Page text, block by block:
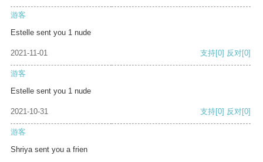
游客
Estelle sent you 1 nude
2021-11-01 支持[0] 反对[0]
游客
Estelle sent you 1 nude
2021-10-31 支持[0] 反对[0]
游客
Shriya sent you a frien